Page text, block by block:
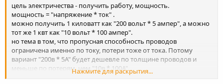
цель электричества - получить работу, мощность.
мощность = "напряжение * ток" .
можно получить 1 киловатт как "200 вольт * 5 ампер", а можно
тот же 1 квт как "10 вольт * 100 ампер".
но тема в том, что пропусная способность проводов
ограничена именно по току, потери тоже от тока. Потому
вариант "200в * 5А" будет дешевле по толщине проводов и
меньше по потерям, чем "10в * 100А"
Так же и на ЛЭП для передачи задирают напряжение для
Нажмите для раскрытия...